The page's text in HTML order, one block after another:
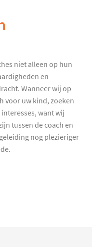
niet alleen op hun
en
Wanneer wij op
voor uw kind, zoeken
want wij
tussen de coach en
nog plezieriger